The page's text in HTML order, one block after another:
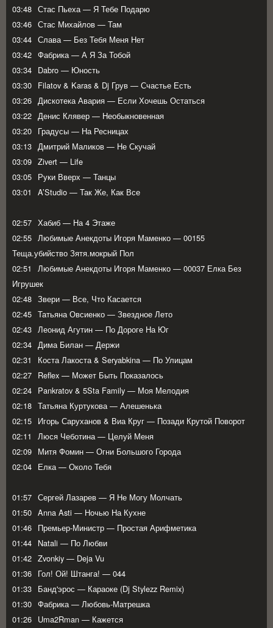
03:48 Стас Пьеха — Я Тебе Подарю
03:46 Стас Михайлов — Там
03:44 Слава — Без Тебя Меня Нет
03:42 Фабрика — А Я За Тобой
03:34 Dabro — Юность
03:30 Filatov & Karas & Dj Грув — Счастье Есть
03:26 Дискотека Авария — Если Хочешь Остаться
03:22 Денис Клявер — Необыкновенная
03:20 Градусы — На Ресницах
03:13 Дмитрий Маликов — Не Скучай
03:09 Zivert — Life
03:05 Руки Вверх — Танцы
03:01
A’Studio — Так Же, Как Все
02:57 Хабиб — На 4 Этаже
02:55 Любимые Анекдоты Игоря Маменко — 00155
Теща.убийство Зятя.мокрый Пол
02:51
Любимые Анекдоты Игоря Маменко — 00037 Елка Без
Игрушек
02:48 Звери — Все, Что Касается
02:45 Татьяна Овсиенко — Звездное Лето
02:43 Леонид Агутин — По Дороге На Юг
02:34 Дима Билан — Держи
02:31
Коста Лакоста & Seryabkina — По Улицам
02:27 Reflex — Может Быть Показалось
02:24 Pankratov & 5Sta Family — Моя Мелодия
02:18 Татьяна Куртукова — Алешенька
02:15 Игорь Саруханов & Виа Круг — Позади Крутой Поворот
02:11
Люся Чеботина — Целуй Меня
02:09 Митя Фомин — Огни Большого Города
02:04 Елка — Около Тебя
01:57 Сергей Лазарев — Я Не Могу Молчать
01:50 Anna Asti — Ночью На Кухне
01:46 Премьер-Министр — Простая Арифметика
01:44 Natali — По Любви
01:42 Zvonkiy — Deja Vu
01:36 Гол! Ой! Штанга! — 044
01:33 Банд'эрос — Караоке (Dj Stylezz Remix)
01:30 Фабрика — Любовь-Матрешка
01:26 Uma2Rman — Кажется